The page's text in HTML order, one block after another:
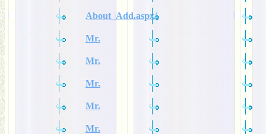
About_Add.aspx/.
Mr.
Mr.
Mr.
Mr.
Mr.